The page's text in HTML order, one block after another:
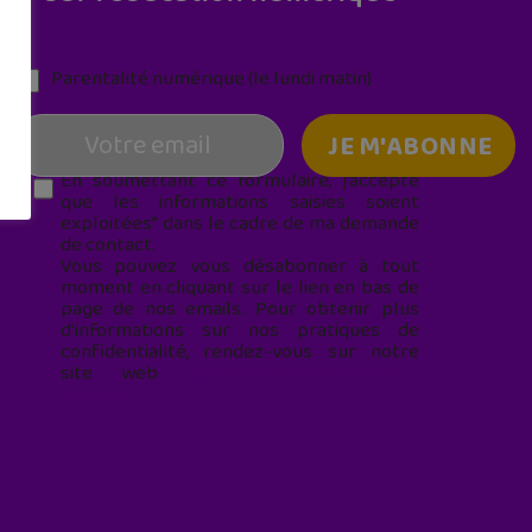
Parentalité numérique (le lundi matin)
En soumettant ce formulaire, j’accepte
que les informations saisies soient
exploitées* dans le cadre de ma demande
de contact.
Vous pouvez vous désabonner à tout
moment en cliquant sur le lien en bas de
page de nos emails. Pour obtenir plus
d'informations sur nos pratiques de
confidentialité, rendez-vous sur notre
site web